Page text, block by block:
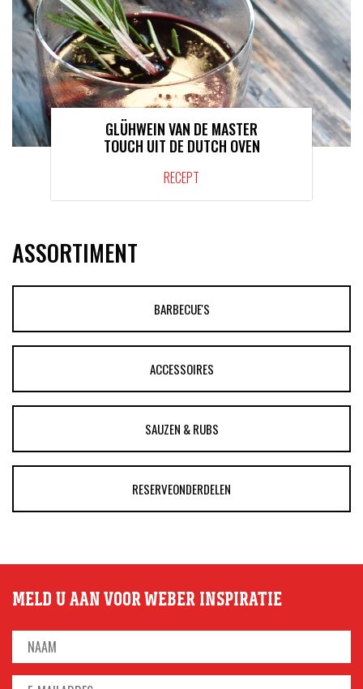
GLÜHWEIN VAN DE MASTER
TOUCH UIT DE DUTCH OVEN
RECEPT
ASSORTIMENT
BARBECUE'S
ACCESSOIRES
SAUZEN & RUBS
RESERVEONDERDELEN
MELD U AAN VOOR WEBER INSPIRATIE